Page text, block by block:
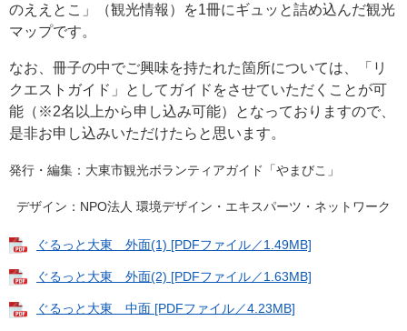
のええとこ」（観光情報）を1冊にギュッと詰め込んだ観光
マップです。
なお、冊子の中でご興味を持たれた箇所については、「リ
クエストガイド」としてガイドをさせていただくことが可
能（※2名以上から申し込み可能）となっておりますので、
是非お申し込みいただけたらと思います。
発行・編集：大東市観光ボランティアガイド「やまびこ」
デザイン：NPO法人 環境デザイン・エキスパーツ・ネットワーク
ぐるっと大東 外面(1) [PDFファイル／1.49MB]
ぐるっと大東 外面(2) [PDFファイル／1.63MB]
ぐるっと大東 中面 [PDFファイル／4.23MB]